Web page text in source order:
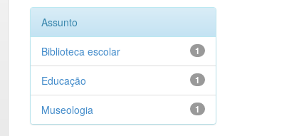
Assunto
1
Biblioteca escolar
1
Educação
1
Museologia